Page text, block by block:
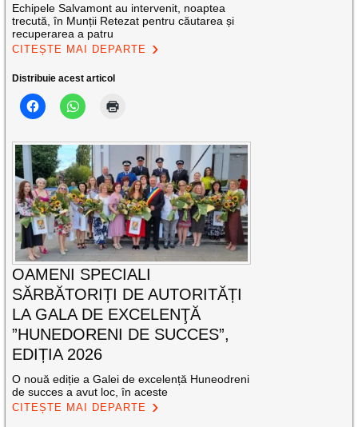
Echipele Salvamont au intervenit, noaptea
trecută, în Munții Retezat pentru căutarea și
recuperarea a patru
CITEȘTE MAI DEPARTE
Distribuie acest articol
OAMENI SPECIALI
SĂRBĂTORIȚI DE AUTORITĂȚI
LA GALA DE EXCELENŢĂ
”HUNEDORENI DE SUCCES”,
EDIȚIA 2026
O nouă ediție a Galei de excelență Huneodreni
de succes a avut loc, în aceste
CITEȘTE MAI DEPARTE